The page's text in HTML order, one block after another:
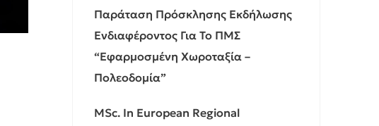
Παράταση Πρόσκλησης Εκδήλωσης
Ενδιαφέροντος Για Το ΠΜΣ
“Εφαρμοσμένη Χωροταξία –
Πολεοδομία”
MSc. In European Regional